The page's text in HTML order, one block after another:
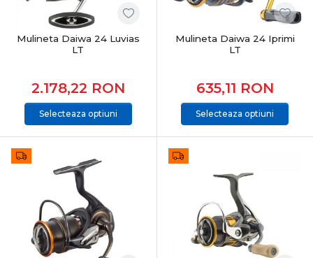
Mulineta Daiwa 24 Luvias
LT
2.178,22 RON
Selecteaza optiuni
Mulineta Daiwa 24 Iprimi
LT
635,11 RON
Selecteaza optiuni